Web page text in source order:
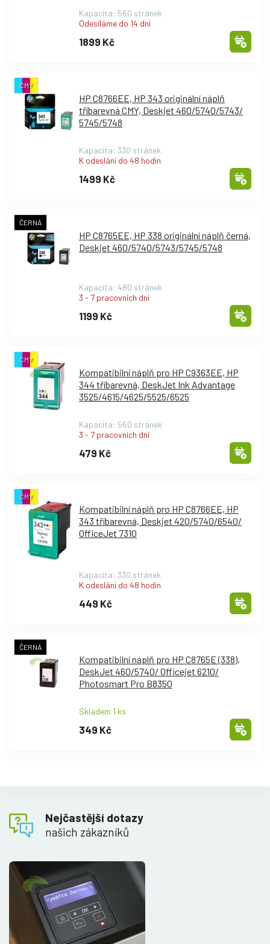
Kapacita: 560 stránek
Odesíláme do 14 dní
1899 Kč
CMY
HP C8766EE, HP 343 originální náplň
tříbarevná CMY, Deskjet 460/5740/5743/
5745/5748
Kapacita: 330 stránek
K odeslání do 48 hodin
1499 Kč
ČERNÁ
HP C8765EE, HP 338 originální náplň černá,
Deskjet 460/5740/5743/5745/5748
Kapacita: 480 stránek
3 - 7 pracovních dní
1199 Kč
CMY
Kompatibilní náplň pro HP C9363EE, HP
344 tříbarevná, DeskJet Ink Advantage
3525/4615/4625/5525/6525
Kapacita: 560 stránek
3 - 7 pracovních dní
479 Kč
CMY
Kompatibilní náplň pro HP C8766EE, HP
343 tříbarevná, Deskjet 420/5740/6540/
OfficeJet 7310
Kapacita: 330 stránek
K odeslání do 48 hodin
449 Kč
ČERNÁ
Kompatibilní náplň pro HP C8765E (338),
DeskJet 460/5740/ Officejet 6210/
Photosmart Pro B8350
Skladem 1 ks
349 Kč
Nejčastější dotazy
našich zákazníků